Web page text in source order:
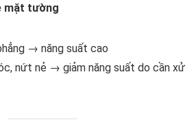
mặt tường
→ năng suất cao
nứt nẻ → giảm năng suất do cần xử